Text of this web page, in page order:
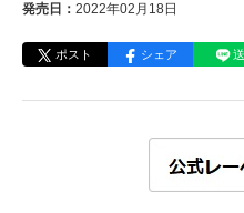
発売日： 2022年02月18日
ポスト シェア